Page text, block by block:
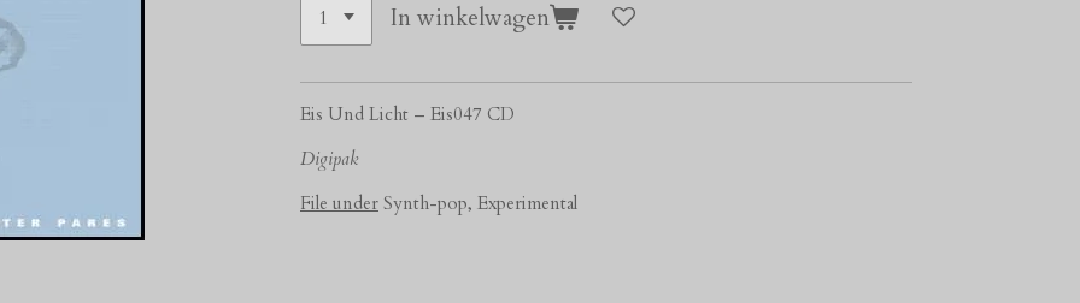
In winkelwagen
Eis Und Licht – Eis047 CD
Digipak
File under Synth-pop, Experimental